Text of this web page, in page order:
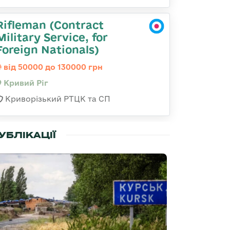
(Contract
Service, for
Nationals)
від 50000 до 130000 грн
Кривий Ріг
Криворізький РТЦК та СП